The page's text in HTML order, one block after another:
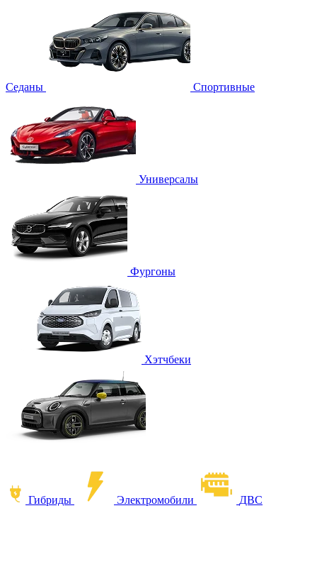
Седаны Спортивные
Универсалы
Фургоны
Хэтчбеки
Гибриды Электромобили ДВС